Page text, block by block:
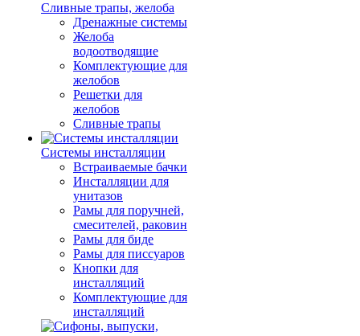
Сливные трапы, желоба
Дренажные системы
Желоба
водоотводящие
Комплектующие для
желобов
Решетки для
желобов
Сливные трапы
Системы инсталляции
Встраиваемые бачки
Инсталляции для
унитазов
Рамы для поручней,
смесителей, раковин
Рамы для биде
Рамы для писсуаров
Кнопки для
инсталляций
Комплектующие для
инсталляций